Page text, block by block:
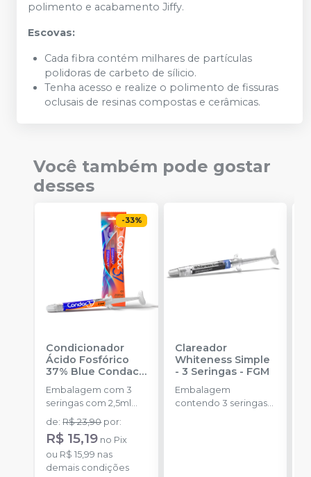
polimento e acabamento Jiffy.
Escovas:
Cada fibra contém milhares de partículas
polidoras de carbeto de sílicio.
Tenha acesso e realize o polimento de fissuras
oclusais de resinas compostas e cerâmicas.
Você também pode gostar
desses
-33%
Condicionador
Ácido Fosfórico
37% Blue Condac-
Embalagem com 3
seringas com 2,5ml
cada uma e 3
ponteiras para
aplicação.
de:R$ 23,90 por:
R$ 15,19 no Pix
ou R$ 15,99 nas
demais condições
Clareador
Whiteness Simple
- 3 Seringas- FGM
Embalagem
contendo 3 seringas